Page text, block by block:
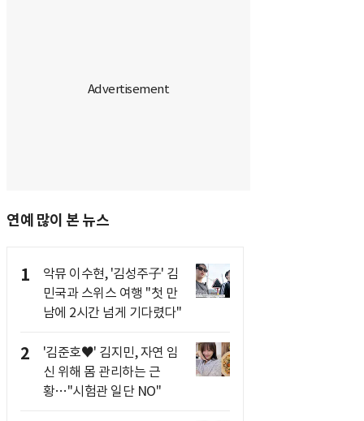
연예 많이 본 뉴스
1
악뮤 이수현, '김성주子' 김
민국과 스위스 여행 "첫 만
남에 2시간 넘게 기다렸다"
2
'김준호♥' 김지민, 자연 임
신 위해 몸 관리하는 근
황…"시험관 일단 NO"